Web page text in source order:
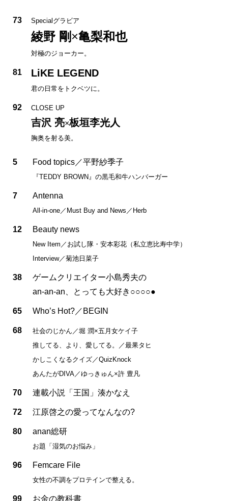
73 Specialグラビア
綾野 剛×亀梨和也
対極のジョーカー。
81 LiKE LEGEND
君の日常をトクベツに。
92 CLOSE UP
吉沢 亮×板垣李光人
胸奥を射る美。
5 Food topics／平野紗季子
『TEDDY BROWN』の黒毛和牛ハンバーガー
7 Antenna
All-in-one／Must Buy and News／Herb
12 Beauty news
New Item／お試し隊・安本彩花（私立恵比寿中学）
Interview／菊池日菜子
38
ゲームクリエイター小島秀夫の
an-an-an、とっても大好き○○○○●
65 Who’s Hot?／BEGIN
68
社会のじかん／堀 潤×五月女ケイ子
推してる、より、愛してる。／最果タヒ
かしこくなるクイズ／QuizKnock
あんたがDIVA／ゆっきゅん×許 豊凡
70 連載小説「王国」湊かなえ
72 江原啓之の愛ってなんなの?
80 anan総研
お題「湿気のお悩み」
96 Femcare File
女性の不調をプロテインで整える。
99 お金の教科書